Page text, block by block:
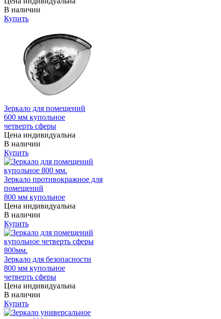
В наличии
Купить
Зеркало для помещений
600 мм купольное
четверть сферы
Цена индивидуальна
В наличии
Купить
Зеркало противокражное для
помещений
800 мм купольное
Цена индивидуальна
В наличии
Купить
Зеркало для безопасности
800 мм купольное
четверть сферы
Цена индивидуальна
В наличии
Купить